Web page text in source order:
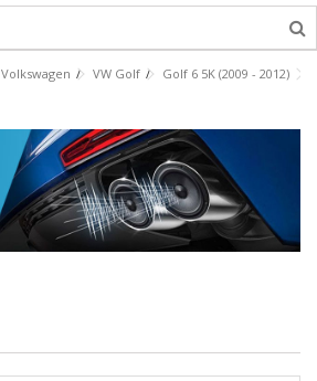
Volkswagen VW Golf
Golf 6 5K (2009 - 2012)